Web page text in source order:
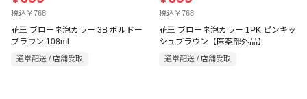
税込￥768
花王 ブローネ泡カラー 3B ボルドー
ブラウン 108ml
通常配送 / 店舗受取
税込￥768
花王 ブローネ泡カラー 1PK ピンキッ
シュブラウン【医薬部外品】
通常配送 / 店舗受取